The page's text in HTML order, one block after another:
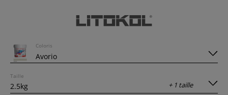
Coloris
+ 1 taille
Taille